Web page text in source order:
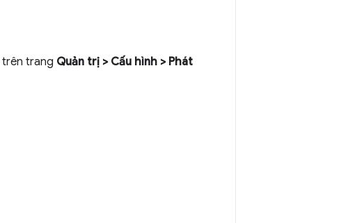
trên trang Quản trị > Cấu hình > Phát